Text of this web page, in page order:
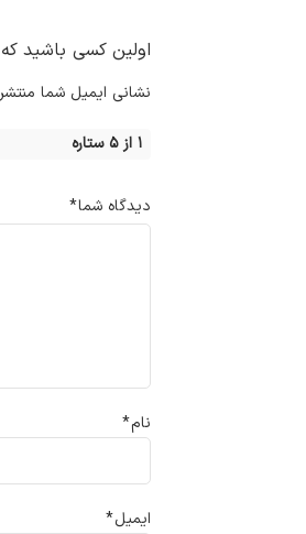
اولین کسی باشید
نشانی ایمیل شما
۱ از ۵ ستاره
دیدگاه شما*
نام*
ایمیل*